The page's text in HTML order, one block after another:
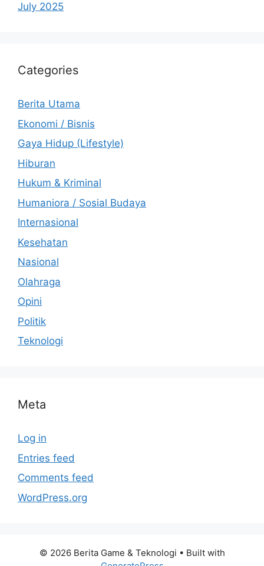
July 2025
Categories
Berita Utama
Ekonomi / Bisnis
Gaya Hidup (Lifestyle)
Hiburan
Hukum & Kriminal
Humaniora / Sosial Budaya
Internasional
Kesehatan
Nasional
Olahraga
Opini
Politik
Teknologi
Meta
Log in
Entries feed
Comments feed
WordPress.org
© 2026 Berita Game & Teknologi • Built with